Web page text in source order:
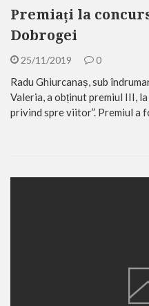
Premiați la
Dobrogei
25/11/2019 0
Radu Ghiurcanaș, sub
Valeria, a obținut premiul III,
privind spre viitor”. Premiul a